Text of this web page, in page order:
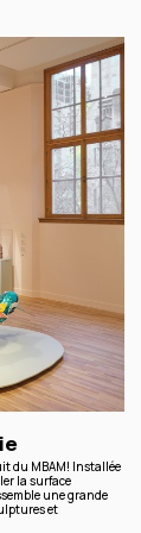
du MBAM! Installée
la surface
une grande
et